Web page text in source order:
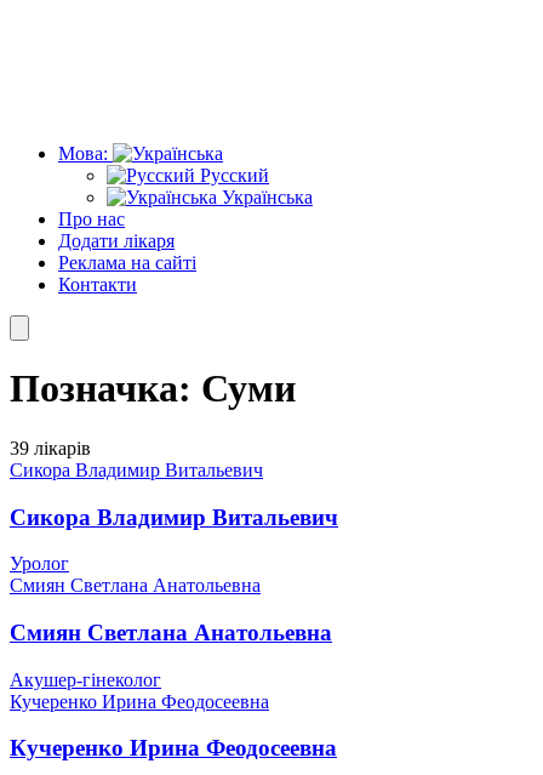
Мова:
Русский
Українська
Про нас
Додати лікаря
Реклама на сайті
Контакти
Позначка: Суми
39 лікарів
Сикора Владимир Витальевич
Сикора Владимир Витальевич
Уролог
Смиян Светлана Анатольевна
Смиян Светлана Анатольевна
Акушер-гінеколог
Кучеренко Ирина Феодосеевна
Кучеренко Ирина Феодосеевна